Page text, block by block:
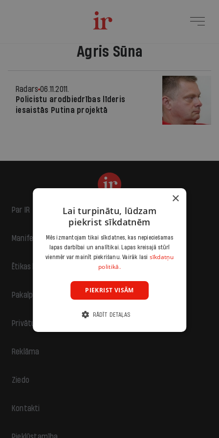
Agris Sūna
Radars 06.11.2011.
Policistu arodbiedrības līderis
iesaistās Putina projektā
Par IR
Manifests
Ētikas kodekss
Pakalpojumu sniegšanas noteikumi
Privātuma politika
Reklāma
Ziedo
Kontakti
×
Lai turpinātu, lūdzam
piekrist sīkdatnēm
Mēs izmantojam tikai sīkdatnes, kas nepieciešamas
lapas darbībai un analītikai. Lapas kreisajā stūrī
vienmēr var mainīt piekrišanu. Vairāk lasi sīkdatņu
politikā.
PIEKRIST VISĀM
RĀDĪT DETAĻAS